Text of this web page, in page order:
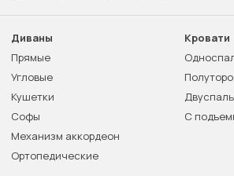
Диваны
Прямые
Угловые
Кушетки
Софы
Механизм аккордеон
Ортопедические
Кровати
С